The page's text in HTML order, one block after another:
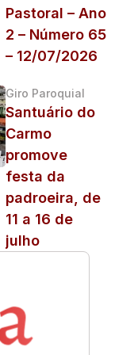
Pastoral – Ano
2 – Número 65
– 12/07/2026
Giro Paroquial
Santuário do
Carmo
promove
festa da
padroeira, de
11 a 16 de
julho